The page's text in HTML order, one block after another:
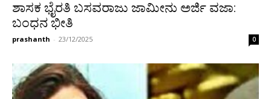
ಶಾಸಕ ಭೈರತಿ ಬಸವರಾಜು ಜಾಮೀನು ಅರ್ಜಿ ವಜಾ:
ಬಂಧನ ಭೀತಿ
prashanth - 23/12/2025 0